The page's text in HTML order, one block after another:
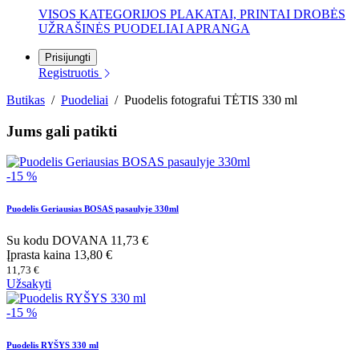
VISOS KATEGORIJOS PLAKATAI, PRINTAI DROBĖS
UŽRAŠINĖS PUODELIAI APRANGA
Prisijungti
Registruotis
Butikas / Puodeliai / Puodelis fotografui TĖTIS 330 ml
Jums gali patikti
-15 %
Puodelis Geriausias BOSAS pasaulyje 330ml
Su kodu DOVANA 11,73 €
Įprasta kaina 13,80 €
11,73 €
Užsakyti
-15 %
Puodelis RYŠYS 330 ml